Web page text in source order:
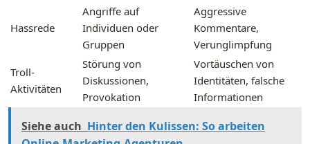
Hassrede
Angriffe auf
Individuen oder
Gruppen
Aggressive
Kommentare,
Verunglimpfung
Troll-
Aktivitäten
Störung von
Diskussionen,
Provokation
Vortäuschen von
Identitäten, falsche
Informationen
Siehe auch Hinter den Kulissen: So arbeiten